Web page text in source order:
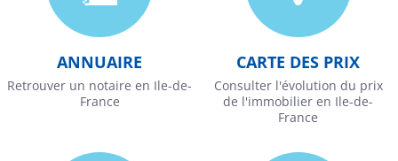
ANNUAIRE
Retrouver un notaire en Ile-de-
France
CARTE DES PRIX
Consulter l'évolution du prix
de l'immobilier en Ile-de-
France